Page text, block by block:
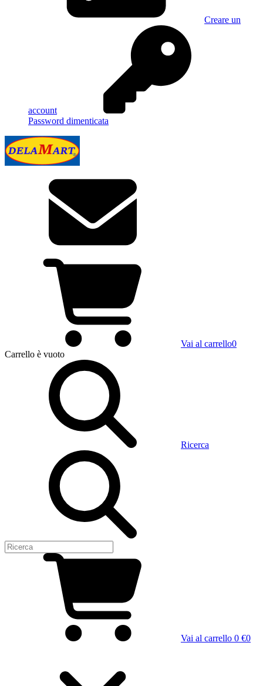
Creare un
account
Password dimenticata
Vai al carrello0
Carrello è vuoto
Ricerca
Vai al carrello 0 €0